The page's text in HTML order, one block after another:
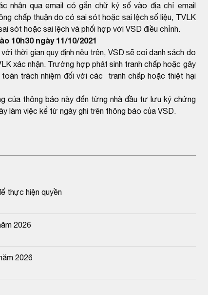
nhận qua email có gắn chữ ký số vào địa chỉ email
chấp thuận do có sai sót hoặc sai lệch số liệu, TVLK
sót hoặc sai lệch và phối hợp với VSD điều chỉnh.
10h30 ngày 11/10/2021
thời gian quy định nêu trên, VSD sẽ coi danh sách do
xác nhận. Trường hợp phát sinh tranh chấp hoặc gây
trách nhiệm đối với các tranh chấp hoặc thiệt hại
của thông báo này đến từng nhà đầu tư lưu ký chứng
làm việc kể từ ngày ghi trên thông báo của VSD.
thực hiện quyền
2026
2026